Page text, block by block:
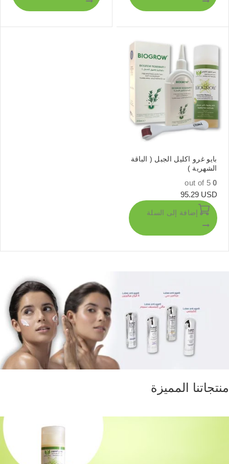
بايو غرو اكليل الجبل ( الباقة
الشهرية )
0
out of 5
95.29 USD
إضافة إلى السلة
منتجاتنا المميزة